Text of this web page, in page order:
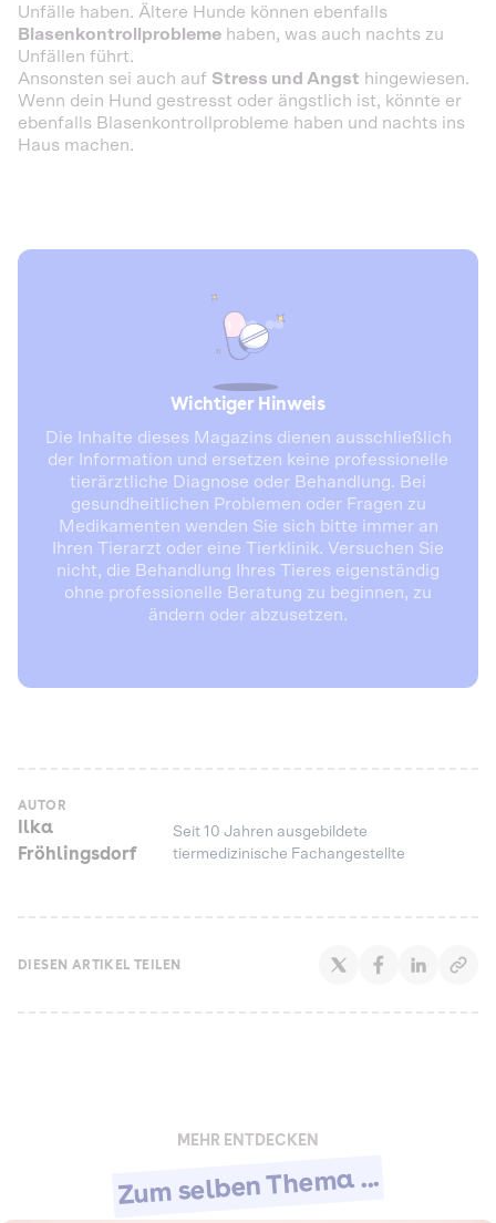
Unfälle haben. Ältere Hunde können ebenfalls
Blasenkontrollprobleme haben, was auch nachts zu
Unfällen führt.
Ansonsten sei auch auf Stress und Angst hingewiesen.
Wenn dein Hund gestresst oder ängstlich ist, könnte er
ebenfalls Blasenkontrollprobleme haben und nachts ins
Haus machen.
Wichtiger Hinweis
Die Inhalte dieses Magazins dienen ausschließlich
der Information und ersetzen keine professionelle
tierärztliche Diagnose oder Behandlung. Bei
gesundheitlichen Problemen oder Fragen zu
Medikamenten wenden Sie sich bitte immer an
Ihren Tierarzt oder eine Tierklinik. Versuchen Sie
nicht, die Behandlung Ihres Tieres eigenständig
ohne professionelle Beratung zu beginnen, zu
ändern oder abzusetzen.
AUTOR
Ilka
Fröhlingsdorf
Seit 10 Jahren ausgebildete
tiermedizinische Fachangestellte
DIESEN ARTIKEL TEILEN
MEHR ENTDECKEN
Zum selben Thema ...